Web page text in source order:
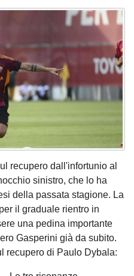
recupero dall'infortunio al
sinistro, che lo ha
della passata stagione. La
il graduale rientro in
una pedina importante
Gasperini già da subito.
recupero di Paulo Dybala: